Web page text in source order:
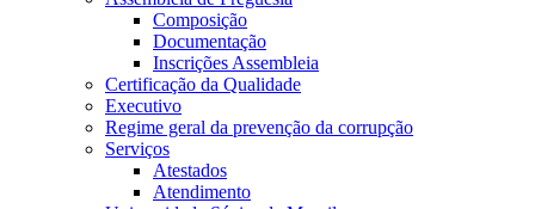
Composição
Documentação
Inscrições Assembleia
Certificação da Qualidade
Executivo
Regime geral da prevenção da corrupção
Serviços
Atestados
Atendimento